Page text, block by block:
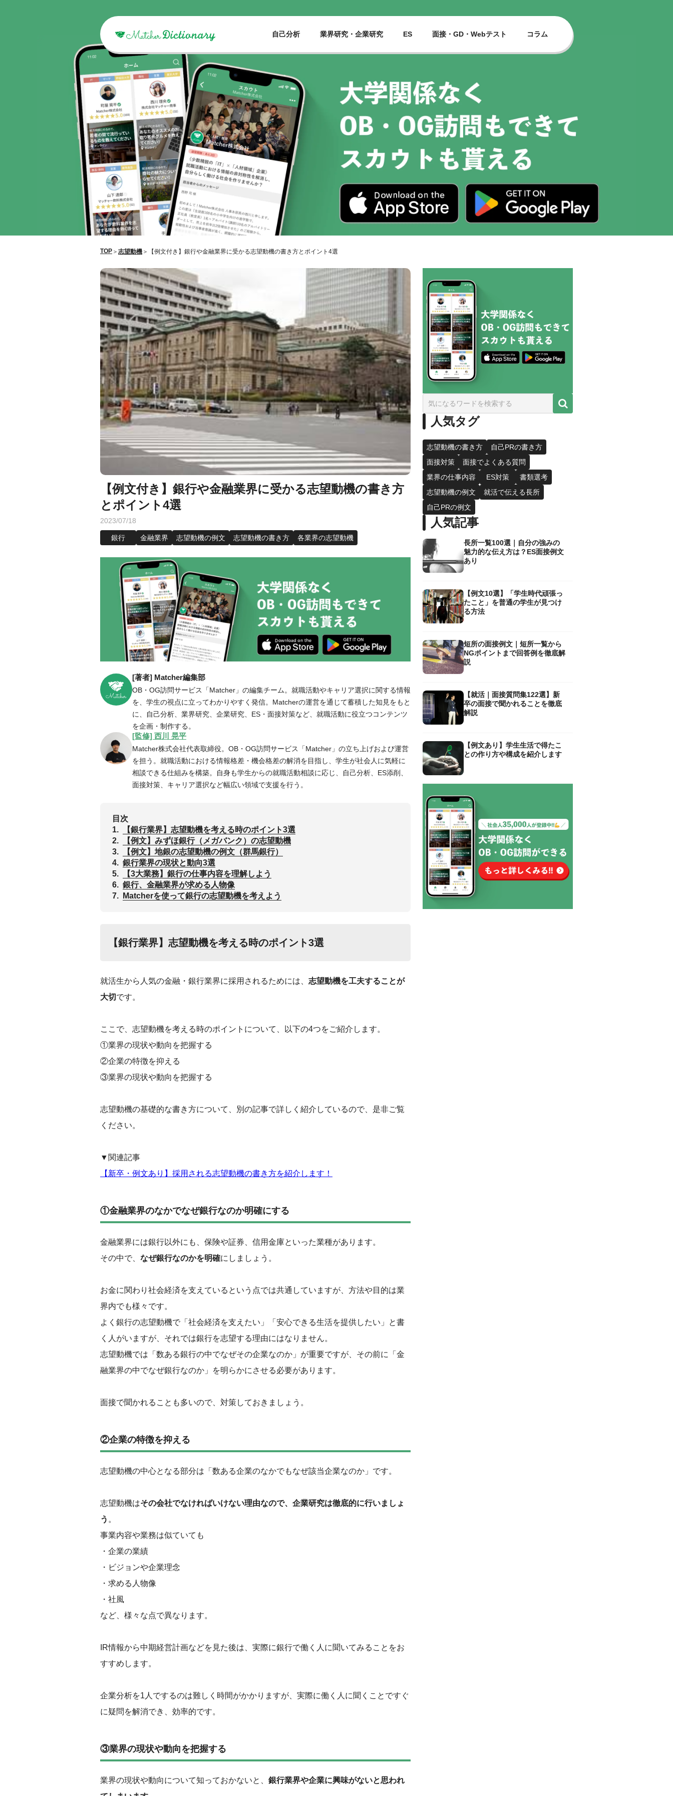
自己分析 業界研究・企業研究 ES 面接・GD・Webテスト コラム
TOP ＞ 志望動機 ＞ 【例文付き】銀行や金融業界に受かる志望動機の書き方とポイント4選
【例文付き】銀行や金融業界に受かる志望動機の書き方
とポイント4選
2023/07/18
銀行 金融業界 志望動機の例文 志望動機の書き方 各業界の志望動機
[著者] Matcher編集部
OB・OG訪問サービス「Matcher」の編集チーム。就職活動やキャリア選択に関する情報
を、学生の視点に立ってわかりやすく発信。Matcherの運営を通じて蓄積した知見をもと
に、自己分析、業界研究、企業研究、ES・面接対策など、就職活動に役立つコンテンツ
を企画・制作する。
[監修] 西川 晃平
Matcher株式会社代表取締役。OB・OG訪問サービス「Matcher」の立ち上げおよび運営
を担う。就職活動における情報格差・機会格差の解消を目指し、学生が社会人に気軽に
相談できる仕組みを構築。自身も学生からの就職活動相談に応じ、自己分析、ES添削、
面接対策、キャリア選択など幅広い領域で支援を行う。
目次
1.
‌【銀行業界】志望動機を考える時のポイント3選
2.
【例文】みずほ銀行（メガバンク）の志望動機
3.
【例文】地銀の志望動機の例文（群馬銀行）
4. 銀行業界の現状と動向3選
5.
【3大業務】銀行の仕事内容を理解しよう
6. ‌銀行、金融業界が求める人物像
7.
Matcherを使って銀行の志望動機を考えよう
‌【銀行業界】志望動機を考える時のポイント3選
‌就活生から人気の金融・銀行業界に採用されるためには、 志望動機を工夫することが
大切 です。
ここで、志望動機を考える時のポイントについて、以下の4つをご紹介します。
①業界の現状や動向を把握する
②企業の特徴を抑える
③業界の現状や動向を把握する
志望動機の基礎的な書き方について、別の記事で詳しく紹介しているので、是非ご覧
ください。
▼関連記事
【新卒・例文あり】採用される志望動機の書き方を紹介します！
①金融業界のなかでなぜ銀行なのか明確にする
金融業界には銀行以外にも、保険や証券、信用金庫といった業種があります。
その中で、 なぜ銀行なのかを明確にしましょう。
お金に関わり社会経済を支えているという点では共通していますが、方法や目的は業
界内でも様々です。
よく銀行の志望動機で「社会経済を支えたい」「安心できる生活を提供したい」と書
く人がいますが、それでは銀行を志望する理由にはなりません。
志望動機では「数ある銀行の中でなぜその企業なのか」が重要ですが、その前に「金
融業界の中でなぜ銀行なのか」を明らかにさせる必要があります。
面接で聞かれることも多いので、対策しておきましょう。
②企業の特徴を抑える
志望動機の中心となる部分は「数ある企業のなかでもなぜ該当企業なのか」です。
志望動機はその会社でなければいけない理由なので、企業研究は徹底的に行いましょ
う 。
事業内容や業務は似ていても
・企業の業績
・ビジョンや企業理念
・求める人物像
・社風
など、様々な点で異なります。
IR情報から中期経営計画などを見た後は、実際に銀行で働く人に聞いてみることをお
すすめします。
企業分析を1人でするのは難しく時間がかかりますが、実際に働く人に聞くことですぐ
に疑問を解消でき、効率的です。
③業界の現状や動向を把握する
業界の現状や動向について知っておかないと、 銀行業界や企業に興味がないと思われ
人気タグ
志望動機の書き方
自己PRの書き方
面接対策
面接でよくある質問
業界の仕事内容
ES対策
書類選考
志望動機の例文
就活で伝える長所
自己PRの例文
人気記事
長所一覧100選｜自分の強みの
魅力的な伝え方は？ES面接例文
あり
【例文10選】「学生時代頑張っ
たこと」を普通の学生が見つけ
る方法
短所の面接例文｜短所一覧から
NGポイントまで回答例を徹底解
説
【就活｜面接質問集122選】新
卒の面接で聞かれることを徹底
解説
【例文あり】学生生活で得たこ
との作り方や構成を紹介します